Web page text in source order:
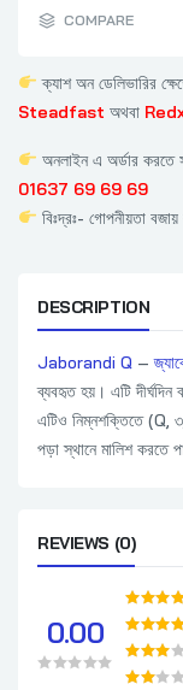
COMPARE
ক্যাশ অন ডেলিভারির
Steadfast অথবা
অনলাইন এ অর্ডার
01637 69 69 69
বিঃদ্রঃ- গোপনীয়তা বজায়
DESCRIPTION
Jaborandi Q –
ব্যবহৃত হয়। এটি দীর্ঘদিন
এটিও নিম্নশক্তিতে (Q,
পড়া স্থানে মালিশ করতে
REVIEWS (0)
0.00